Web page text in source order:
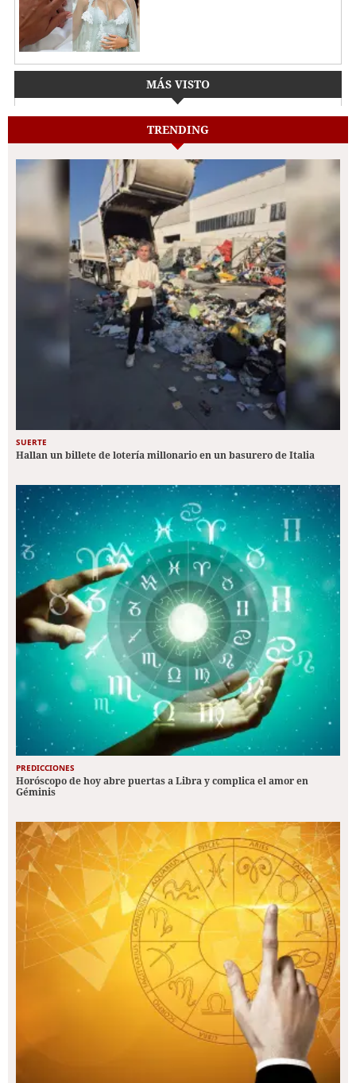
MÁS VISTO
TRENDING
SUERTE
Hallan un billete de lotería millonario en un basurero de Italia
PREDICCIONES
Horóscopo de hoy abre puertas a Libra y complica el amor en
Géminis